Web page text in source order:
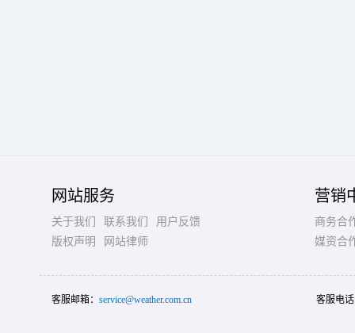
网站服务
关于我们 联系我们
用户反馈
版权声明
网站律师
营销
商务合
媒资合
客服邮箱： service@weather.com.cn 客服电